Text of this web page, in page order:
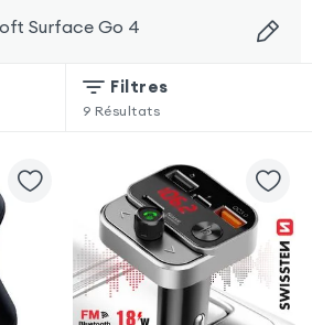
Surface Go 4
Filtres
9 Résultats